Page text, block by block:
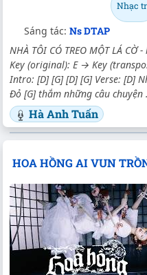
Nhạc
Sáng tác: Ns DTAP
NHÀ TÔI CÓ TREO MỘT LÁ
Key (original): E → Key
Intro: [D] [G] [D] [G] Verse: [D]
Đỏ [G] thắm những câu chuyện
Hà Anh Tuấn
HOA HỒNG AI VUN